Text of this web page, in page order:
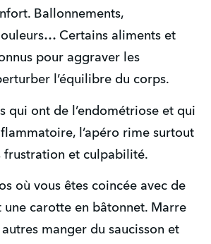
Ballonnements,
Certains aliments et
pour aggraver les
l’équilibre du corps.
qui ont de l’endométriose et qui
l’apéro rime surtout
frustration et culpabilité.
où vous êtes coincée avec de
une carotte en bâtonnet. Marre
manger du saucisson et